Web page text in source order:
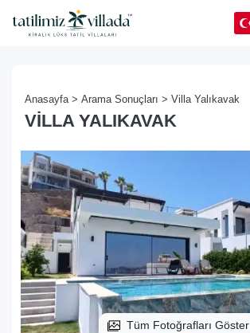
Anasayfa > Arama Sonuçları > Villa Yalıkavak
VILLA YALIKAVAK
Tüm Fotoğrafları Göster